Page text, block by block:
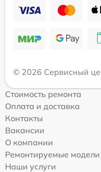
© 2026 Сервисный
Стоимость ремонта
Оплата и доставка
Контакты
Вакансии
О компании
Ремонтируемые модели
Наши услуги